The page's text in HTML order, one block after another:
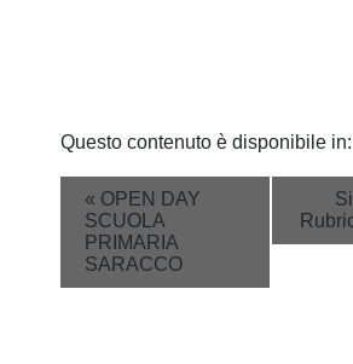
Questo contenuto è disponibile in:
Event
Navigation
« OPEN DAY
SCUOLA
PRIMARIA
SARACCO